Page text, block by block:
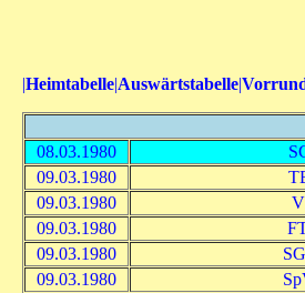
|Heimtabelle|Auswärtstabelle|
08.03.1980
09.03.1980
09.03.1980
09.03.1980
09.03.1980
09.03.1980